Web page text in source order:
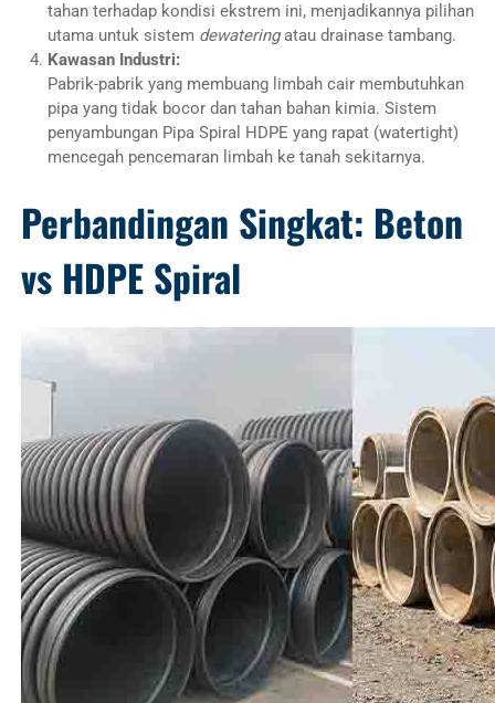
tahan terhadap kondisi ekstrem ini, menjadikannya pilihan
utama untuk sistem dewateringatau drainase tambang.
Kawasan Industri:
Pabrik-pabrik yang membuang limbah cair membutuhkan
pipa yang tidak bocor dan tahan bahan kimia. Sistem
penyambungan Pipa Spiral HDPE yang rapat (watertight)
mencegah pencemaran limbah ke tanah sekitarnya.
Perbandingan Singkat: Beton
vs HDPE Spiral